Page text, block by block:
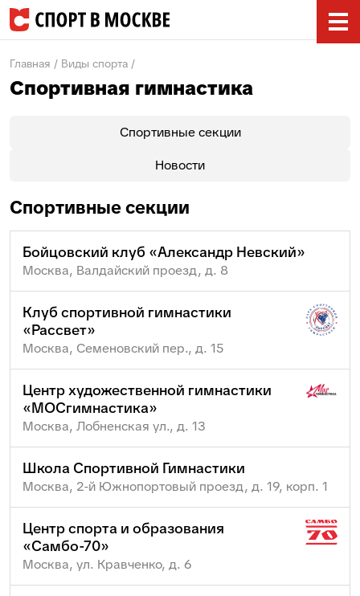
Главная Виды спорта
Спортивная гимнастика
Спортивные секции
Новости
Спортивные секции
Бойцовский клуб «Александр Невский»
Москва, Валдайский проезд, д. 8
Клуб спортивной гимнастики
«Рассвет»
Москва, Семеновский пер., д. 15
Центр художественной гимнастики
«МОСгимнастика»
Москва, Лобненская ул., д. 13
Школа Спортивной Гимнастики
Москва, 2-й Южнопортовый проезд, д. 19, корп. 1
Центр спорта и образования
«Самбо-70»
Москва, ул. Кравченко, д. 6